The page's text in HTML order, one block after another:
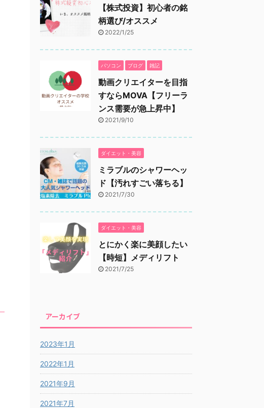
【株式投資】初心者の銘
柄選び/オススメ
2022/1/25
パソコン ブログ 雑記
動画クリエイターを目指
すならMOVA【フリーラ
ンス需要が急上昇中】
2021/9/10
ダイエット・美容
ミラブルのシャワーヘッ
ド【汚れすごい落ちる】
2021/7/30
ダイエット・美容
とにかく楽に美顔したい
【時短】メディリフト
2021/7/25
アーカイブ
2023年1月
2022年1月
2021年9月
2021年7月